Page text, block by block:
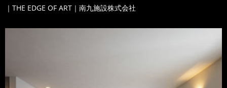
｜THE EDGE OF ART｜南九施設株式会社